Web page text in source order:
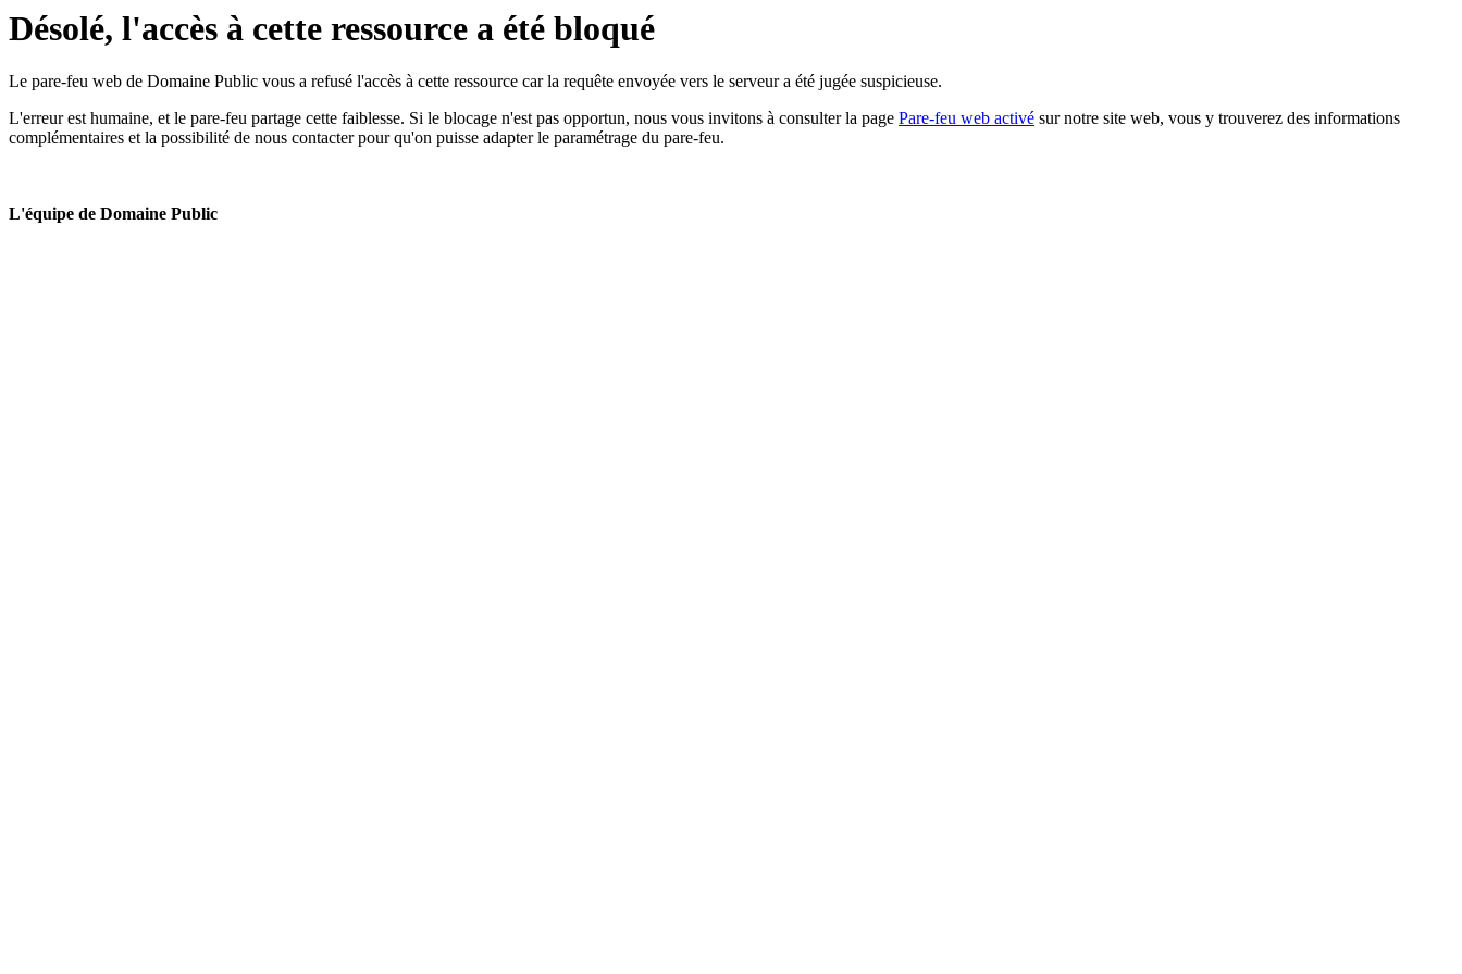
Désolé, l'accès à cette ressource a été bloqué
Le pare-feu web de Domaine Public vous a refusé l'accès à cette ressource car la requête envoyée vers le serveur a été jugée suspicieuse.
L'erreur est humaine, et le pare-feu partage cette faiblesse. Si le blocage n'est pas opportun, nous vous invitons à consulter la page Pare-feu web activé sur notre site web, vous y trouverez des informations
complémentaires et la possibilité de nous contacter pour qu'on puisse adapter le paramétrage du pare-feu.
L'équipe de Domaine Public